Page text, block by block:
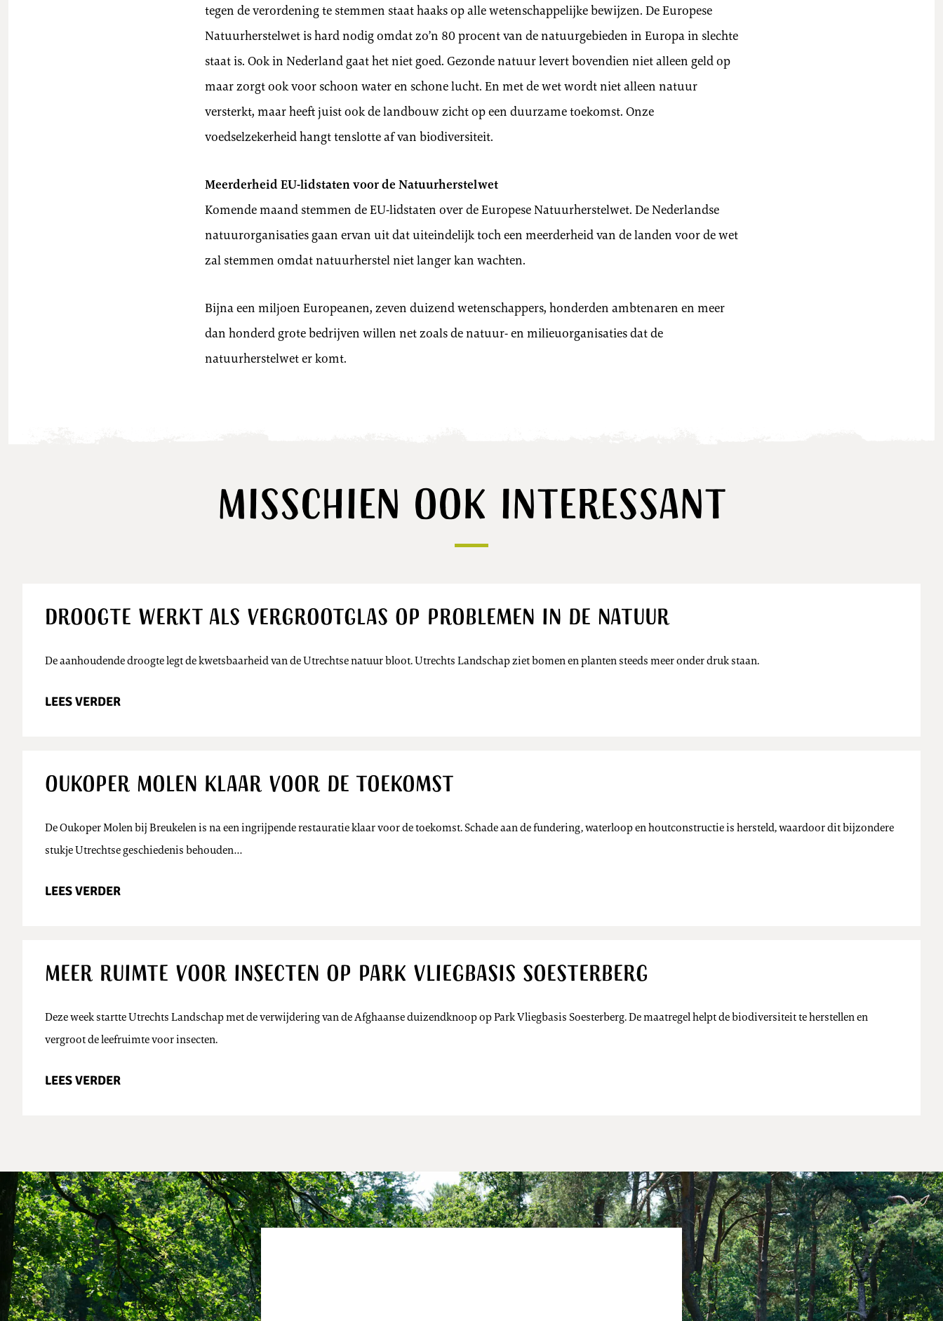
tegen de verordening te stemmen staat haaks op alle wetenschappelijke bewijzen. De Europese
Natuurherstelwet is hard nodig omdat zo’n 80 procent van de natuurgebieden in Europa in slechte
staat is. Ook in Nederland gaat het niet goed. Gezonde natuur levert bovendien niet alleen geld op
maar zorgt ook voor schoon water en schone lucht. En met de wet wordt niet alleen natuur
versterkt, maar heeft juist ook de landbouw zicht op een duurzame toekomst. Onze
voedselzekerheid hangt tenslotte af van biodiversiteit.
Meerderheid EU-lidstaten voor de Natuurherstelwet
Komende maand stemmen de EU-lidstaten over de Europese Natuurherstelwet. De Nederlandse
natuurorganisaties gaan ervan uit dat uiteindelijk toch een meerderheid van de landen voor de wet
zal stemmen omdat natuurherstel niet langer kan wachten.
Bijna een miljoen Europeanen, zeven duizend wetenschappers, honderden ambtenaren en meer
dan honderd grote bedrijven willen net zoals de natuur- en milieuorganisaties dat de
natuurherstelwet er komt.
Misschien ook interessant
Droogte werkt als vergrootglas op problemen in de natuur
De aanhoudende droogte legt de kwetsbaarheid van de Utrechtse natuur bloot. Utrechts Landschap ziet bomen en planten steeds meer onder druk staan.
LEES VERDER
Oukoper Molen klaar voor de toekomst
De Oukoper Molen bij Breukelen is na een ingrijpende restauratie klaar voor de toekomst. Schade aan de fundering, waterloop en houtconstructie is hersteld, waardoor dit bijzondere
stukje Utrechtse geschiedenis behouden…
LEES VERDER
Meer ruimte voor insecten op Park Vliegbasis Soesterberg
Deze week startte Utrechts Landschap met de verwijdering van de Afghaanse duizendknoop op Park Vliegbasis Soesterberg. De maatregel helpt de biodiversiteit te herstellen en
vergroot de leefruimte voor insecten.
LEES VERDER